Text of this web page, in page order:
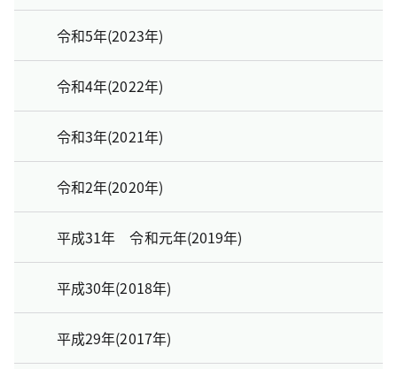
令和5年(2023年)
令和4年(2022年)
令和3年(2021年)
令和2年(2020年)
平成31年 令和元年(2019年)
平成30年(2018年)
平成29年(2017年)